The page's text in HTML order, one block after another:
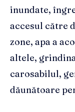
inundate,
accesul către
zone, apa a
altele,
carosabilul,
dăunătoare